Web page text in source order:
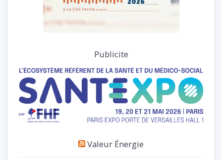
Publicite
Valeur Énergie